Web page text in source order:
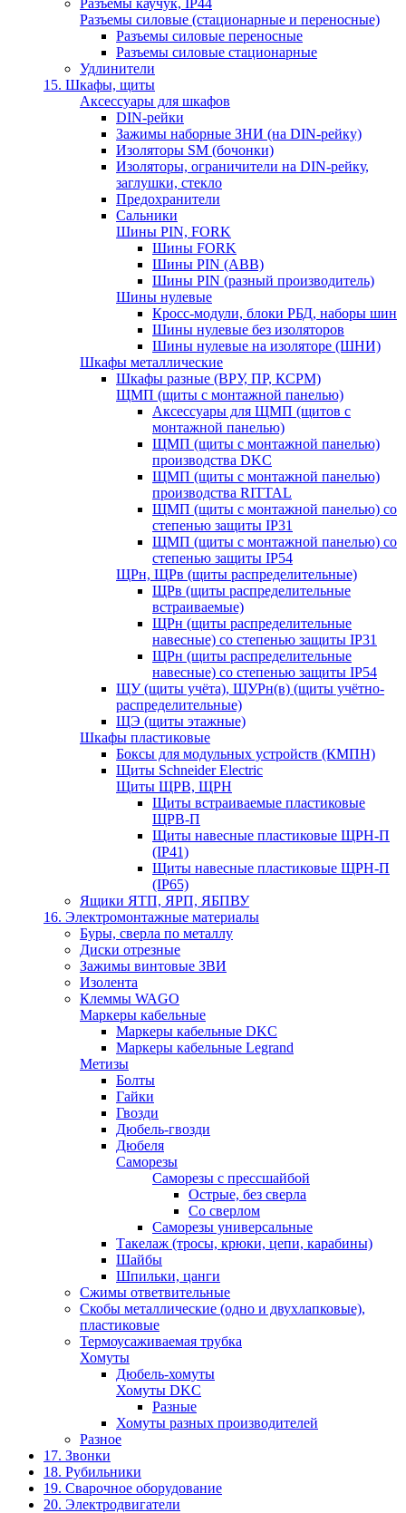
Разъемы каучук, IP44
Разъемы силовые (стационарные и переносные)
Разъемы силовые переносные
Разъемы силовые стационарные
Удлинители
15. Шкафы, щиты
Аксессуары для шкафов
DIN-рейки
Зажимы наборные ЗНИ (на DIN-рейку)
Изоляторы SM (бочонки)
Изоляторы, ограничители на DIN-рейку,
заглушки, стекло
Предохранители
Сальники
Шины PIN, FORK
Шины FORK
Шины PIN (АВВ)
Шины PIN (разный производитель)
Шины нулевые
Кросс-модули, блоки РБД, наборы шин
Шины нулевые без изоляторов
Шины нулевые на изоляторе (ШНИ)
Шкафы металлические
Шкафы разные (ВРУ, ПР, КСРМ)
ЩМП (щиты с монтажной панелью)
Аксессуары для ЩМП (щитов с
монтажной панелью)
ЩМП (щиты с монтажной панелью)
производства DKC
ЩМП (щиты с монтажной панелью)
производства RITTAL
ЩМП (щиты с монтажной панелью) со
степенью защиты IP31
ЩМП (щиты с монтажной панелью) со
степенью защиты IP54
ЩРн, ЩРв (щиты распределительные)
ЩРв (щиты распределительные
встраиваемые)
ЩРн (щиты распределительные
навесные) со степенью защиты IP31
ЩРн (щиты распределительные
навесные) со степенью защиты IP54
ЩУ (щиты учёта), ЩУРн(в) (щиты учётно-
распределительные)
ЩЭ (щиты этажные)
Шкафы пластиковые
Боксы для модульных устройств (КМПН)
Щиты Schneider Electric
Щиты ЩРВ, ЩРН
Щиты встраиваемые пластиковые
ЩРВ-П
Щиты навесные пластиковые ЩРН-П
(IP41)
Щиты навесные пластиковые ЩРН-П
(IP65)
Ящики ЯТП, ЯРП, ЯБПВУ
16. Электромонтажные материалы
Буры, сверла по металлу
Диски отрезные
Зажимы винтовые ЗВИ
Изолента
Клеммы WAGO
Маркеры кабельные
Маркеры кабельные DKC
Маркеры кабельные Legrand
Метизы
Болты
Гайки
Гвозди
Дюбель-гвозди
Дюбеля
Саморезы
Саморезы с прессшайбой
Острые, без сверла
Со сверлом
Саморезы универсальные
Такелаж (тросы, крюки, цепи, карабины)
Шайбы
Шпильки, цанги
Сжимы ответвительные
Скобы металлические (одно и двухлапковые),
пластиковые
Термоусаживаемая трубка
Хомуты
Дюбель-хомуты
Хомуты DKC
Разные
Хомуты разных производителей
Разное
17. Звонки
18. Рубильники
19. Сварочное оборудование
20. Электродвигатели